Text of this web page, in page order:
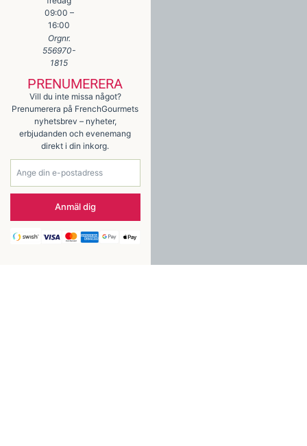
09:00 –
16:00
Orgnr.
556970-
1815
PRENUMERERA
Vill du inte missa något?
Prenumerera på FrenchGourmets
nyhetsbrev – nyheter,
erbjudanden och evenemang
direkt i din inkorg.
Anmäl dig